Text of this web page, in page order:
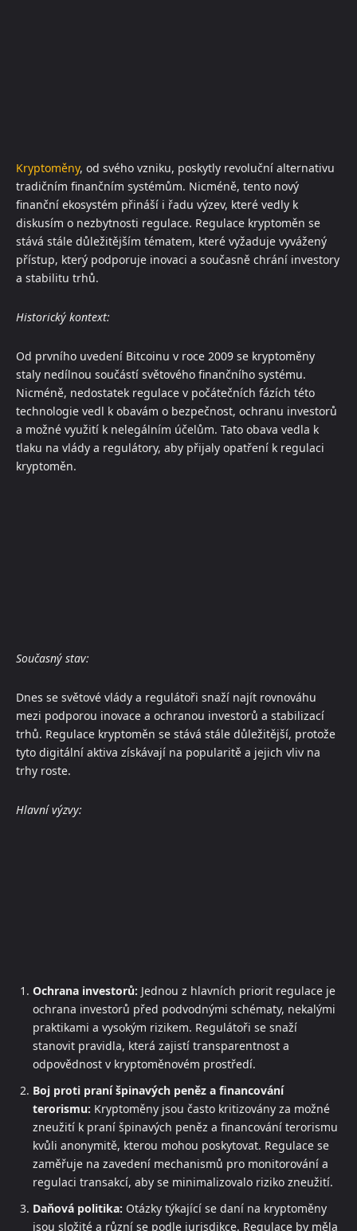
Kryptoměny, od svého vzniku, poskytly revoluční alternativu
tradičním finančním systémům. Nicméně, tento nový
finanční ekosystém přináší i řadu výzev, které vedly k
diskusím o nezbytnosti regulace. Regulace kryptoměn se
stává stále důležitějším tématem, které vyžaduje vyvážený
přístup, který podporuje inovaci a současně chrání investory
a stabilitu trhů.
Historický kontext:
Od prvního uvedení Bitcoinu v roce 2009 se kryptoměny
staly nedílnou součástí světového finančního systému.
Nicméně, nedostatek regulace v počátečních fázích této
technologie vedl k obavám o bezpečnost, ochranu investorů
a možné využití k nelegálním účelům. Tato obava vedla k
tlaku na vlády a regulátory, aby přijaly opatření k regulaci
kryptoměn.
Současný stav:
Dnes se světové vlády a regulátoři snaží najít rovnováhu
mezi podporou inovace a ochranou investorů a stabilizací
trhů. Regulace kryptoměn se stává stále důležitější, protože
tyto digitální aktiva získávají na popularitě a jejich vliv na
trhy roste.
Hlavní výzvy:
Ochrana investorů: Jednou z hlavních priorit regulace je
ochrana investorů před podvodnými schématy, nekalými
praktikami a vysokým rizikem. Regulátoři se snaží
stanovit pravidla, která zajistí transparentnost a
odpovědnost v kryptoměnovém prostředí.
Boj proti praní špinavých peněz a financování
terorismu: Kryptoměny jsou často kritizovány za možné
zneužití k praní špinavých peněz a financování terorismu
kvůli anonymitě, kterou mohou poskytovat. Regulace se
zaměřuje na zavedení mechanismů pro monitorování a
regulaci transakcí, aby se minimalizovalo riziko zneužití.
Daňová politika: Otázky týkající se daní na kryptoměny
jsou složité a různí se podle jurisdikce. Regulace by měla